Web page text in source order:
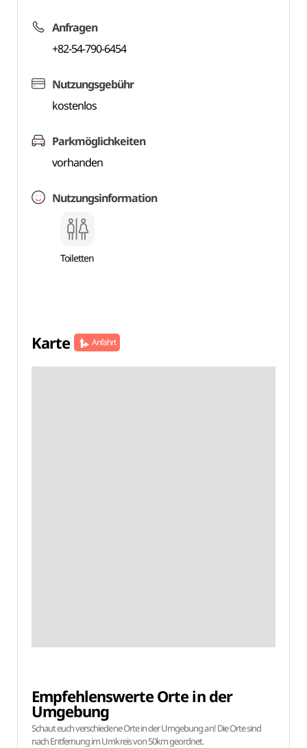
Anfragen
+82-54-790-6454
Nutzungsgebühr
kostenlos
Parkmöglichkeiten
vorhanden
Nutzungsinformation
Toiletten
Karte Anfahrt
Empfehlenswerte Orte in der
Umgebung
Schaut euch verschiedene Orte in der Umgebung an! Die Orte sind
nach Entfernung im Umkreis von 50km geordnet.